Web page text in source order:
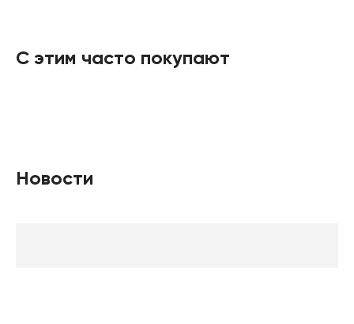
С этим часто покупают
Новости